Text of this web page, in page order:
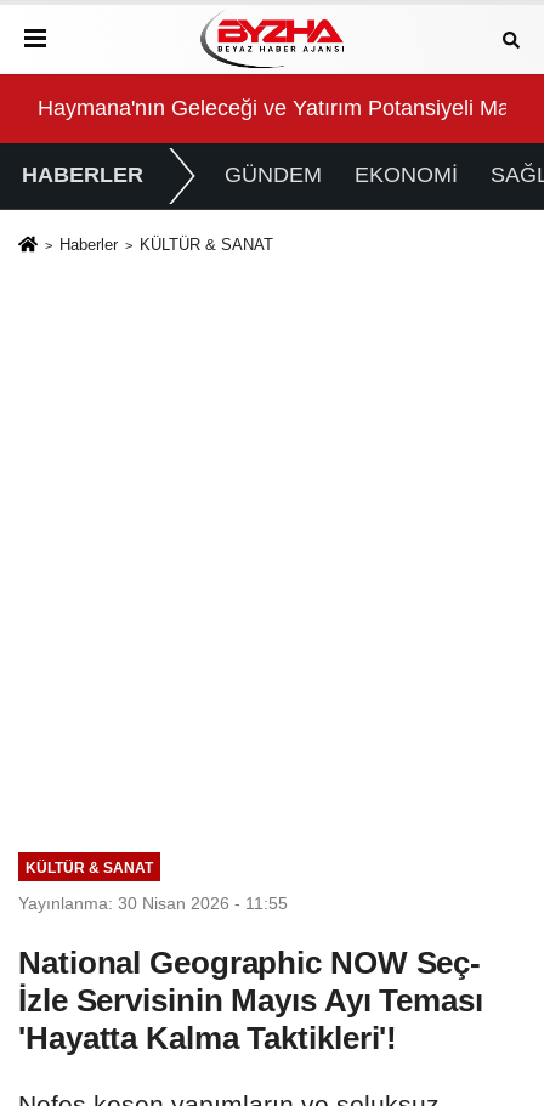
Haymana'nın Geleceği ve Yatırım Potansiyeli
HABERLER GÜNDEM EKONOMİ
Haberler KÜLTÜR & SANAT
KÜLTÜR & SANAT
Yayınlanma: 30 Nisan 2026 - 11:55
National Geographic NOW Seç-
İzle Servisinin Mayıs Ayı Teması
'Hayatta Kalma Taktikleri'!